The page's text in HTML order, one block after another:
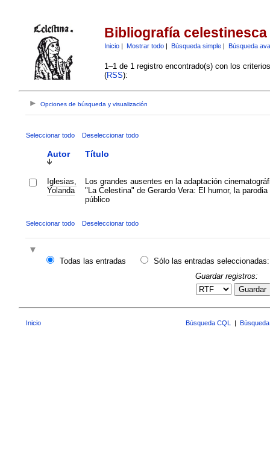
Bibliografía celestinesca
Inicio| Mostrar todo| Búsqueda simple| Búsqueda
1–1 de 1 registro encontrado(s) con los
(RSS):
Opciones de búsqueda y visualización
Seleccionar todo Deseleccionar todo
Autor Título
Iglesias,
Yolanda
Los grandes ausentes en la adaptación
"La Celestina" de Gerardo Vera: El humor, la parodia
público
Seleccionar todo Deseleccionar todo
Todas las entradas
Sólo las entradas seleccionadas:
Guardar registros:
Guardar
Inicio Búsqueda CQL